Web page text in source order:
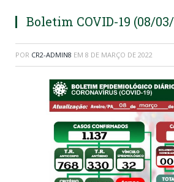
Boletim COVID-19 (08/
POR CR2-ADMIN8 EM 8 DE MARÇO DE 2022